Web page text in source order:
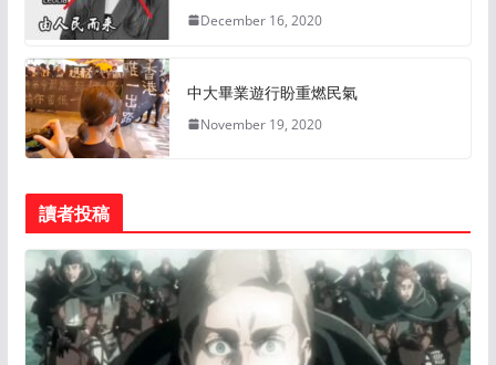
December 16, 2020
中大畢業遊行盼重燃民氣
November 19, 2020
讀者投稿